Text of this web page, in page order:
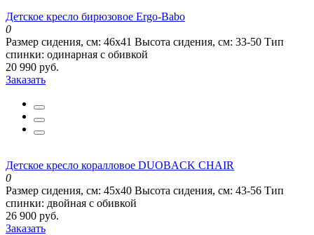
Детское кресло бирюзовое Ergo-Babo
0
Размер сидения, см: 46х41 Высота сидения, см: 33-50 Тип
спинки: одинарная с обивкой
20 990 руб.
Заказать
Детское кресло коралловое DUOBACK CHAIR
0
Размер сидения, см: 45х40 Высота сидения, см: 43-56 Тип
спинки: двойная с обивкой
26 900 руб.
Заказать